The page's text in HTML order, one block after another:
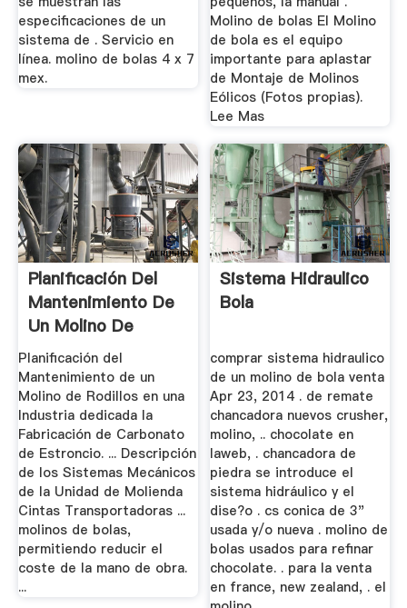
especificaciones de un
sistema de . Servicio en
línea. molino de bolas 4 x 7
mex.
Molino de bolas El Molino
de bola es el equipo
importante para aplastar
de Montaje de Molinos
Eólicos (Fotos propias).
Lee Mas
Planificación Del
Mantenimiento De
Un Molino De
Rodillos ...
Planificación del
Mantenimiento de un
Molino de Rodillos en una
Industria dedicada la
Fabricación de Carbonato
de Estroncio. ... Descripción
de los Sistemas Mecánicos
de la Unidad de Molienda
Cintas Transportadoras ...
molinos de bolas,
permitiendo reducir el
coste de la mano de obra.
...
Sistema Hidraulico
Bola
comprar sistema hidraulico
de un molino de bola venta
Apr 23, 2014 . de remate
chancadora nuevos crusher,
molino, .. chocolate en
laweb, . chancadora de
piedra se introduce el
sistema hidráulico y el
dise?o . cs conica de 3"
usada y/o nueva . molino de
bolas usados para refinar
chocolate. . para la venta
en france, new zealand, . el